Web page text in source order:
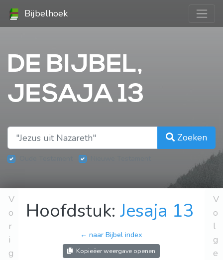
Bijbelhoek
DE BIJBEL,
JESAJA 13
Zoeken
V
o
r
i
g
Hoofdstuk:Jesaja 13
← naar Bijbel index
Kopieëer weergave openen
V
o
l
g
e